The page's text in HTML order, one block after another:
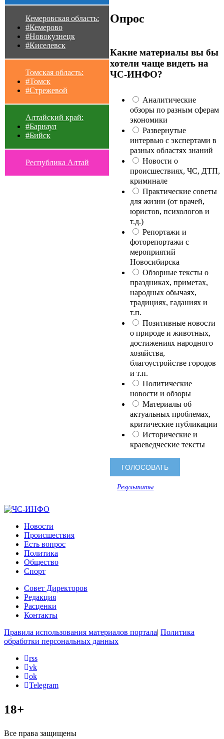
Кемеровская область:
#Кемерово
#Новокузнецк
#Киселевск
Томская область:
#Томск
#Стрежевой
Алтайский край:
#Барнаул
#Бийск
Республика Алтай
Опрос
Какие материалы вы бы
хотели чаще видеть на
ЧС-ИНФО?
Аналитические
обзоры по разным сферам
экономики
Развернутые
интервью с экспертами в
разных областях знаний
Новости о
происшествиях, ЧС, ДТП,
криминале
Практические советы
для жизни (от врачей,
юристов, психологов и
т.д.)
Репортажи и
фоторепортажи с
мероприятий
Новосибирска
Обзорные тексты о
праздниках, приметах,
народных обычаях,
традициях, гаданиях и
т.п.
Позитивные новости
о природе и животных,
достижениях народного
хозяйства,
благоустройстве городов
и т.п.
Политические
новости и обзоры
Материалы об
актуальных проблемах,
критические публикации
Исторические и
краеведческие тексты
Результаты
Новости
Происшествия
Есть вопрос
Политика
Общество
Спорт
Совет Директоров
Редакция
Расценки
Контакты
Правила использования материалов портала| Политика
обработки персональных данных
rss
vk
ok
Telegram
18+
Все права защищены